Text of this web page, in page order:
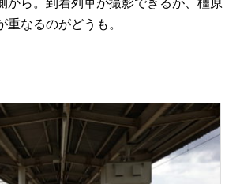
なるのがどうも。